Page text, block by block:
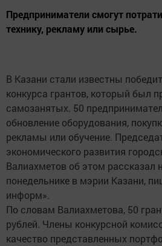
Предприниматели смогут
технику, рекламу или сырье.
В Казани стали известны
конкурса грантов, который был
самозанятых. 50
обновление оборудования,
рекламы или обучение.
экономического развития
Валиахметов об этом рассказал
понедельнике в мэрии Казани,
информ».
По словам Валиахметова, 50
рублей. Члены конкурсной
качество представленных